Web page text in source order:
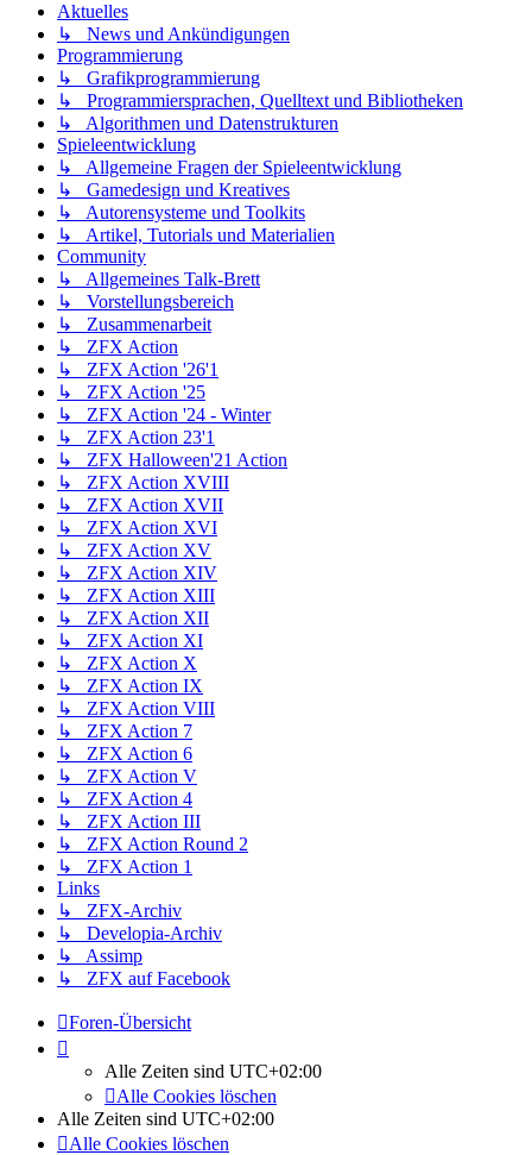
Aktuelles
↳ News und Ankündigungen
Programmierung
↳ Grafikprogrammierung
↳ Programmiersprachen, Quelltext und Bibliotheken
↳ Algorithmen und Datenstrukturen
Spieleentwicklung
↳ Allgemeine Fragen der Spieleentwicklung
↳ Gamedesign und Kreatives
↳ Autorensysteme und Toolkits
↳ Artikel, Tutorials und Materialien
Community
↳ Allgemeines Talk-Brett
↳ Vorstellungsbereich
↳ Zusammenarbeit
↳ ZFX Action
↳ ZFX Action '26'1
↳ ZFX Action '25
↳ ZFX Action '24 - Winter
↳ ZFX Action 23'1
↳ ZFX Halloween'21 Action
↳ ZFX Action XVIII
↳ ZFX Action XVII
↳ ZFX Action XVI
↳ ZFX Action XV
↳ ZFX Action XIV
↳ ZFX Action XIII
↳ ZFX Action XII
↳ ZFX Action XI
↳ ZFX Action X
↳ ZFX Action IX
↳ ZFX Action VIII
↳ ZFX Action 7
↳ ZFX Action 6
↳ ZFX Action V
↳ ZFX Action 4
↳ ZFX Action III
↳ ZFX Action Round 2
↳ ZFX Action 1
Links
↳ ZFX-Archiv
↳ Developia-Archiv
↳ Assimp
↳ ZFX auf Facebook
Foren-Übersicht
Alle Zeiten sind UTC+02:00
Alle Cookies löschen
Alle Zeiten sind UTC+02:00
Alle Cookies löschen